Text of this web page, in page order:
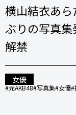
横⼭結⾐あ
ぶりの写真
解禁
女優
#元AKB48#写真集#女優#